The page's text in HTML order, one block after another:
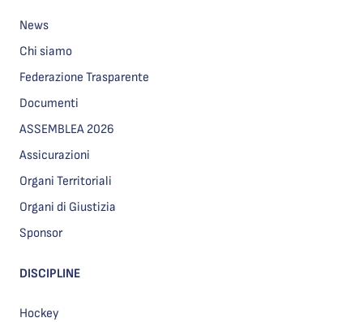
News
Chi siamo
Federazione Trasparente
Documenti
ASSEMBLEA 2026
Assicurazioni
Organi Territoriali
Organi di Giustizia
Sponsor
DISCIPLINE
Hockey